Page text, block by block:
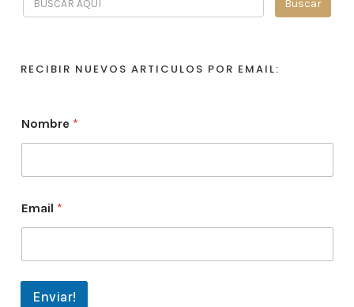
RECIBIR NUEVOS ARTICULOS POR EMAIL:
Nombre *
Email *
Enviar!